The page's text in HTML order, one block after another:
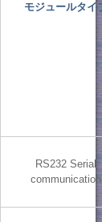
モジュールタイ
RS232 Serial
communication